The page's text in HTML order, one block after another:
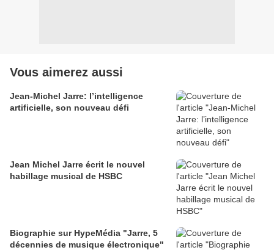
Vous aimerez aussi
Jean-Michel Jarre: l’intelligence
artificielle, son nouveau défi
Jean Michel Jarre écrit le nouvel
habillage musical de HSBC
Biographie sur HypeMédia "Jarre, 5
décennies de musique électronique"